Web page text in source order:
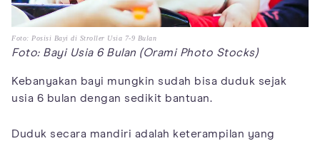
Foto: Posisi Bayi di Stroller Usia 7-9 Bulan
Foto: Bayi Usia 6 Bulan (Orami Photo Stocks)
Kebanyakan bayi mungkin sudah bisa duduk sejak
usia 6 bulan dengan sedikit bantuan.
Duduk secara mandiri adalah keterampilan yang